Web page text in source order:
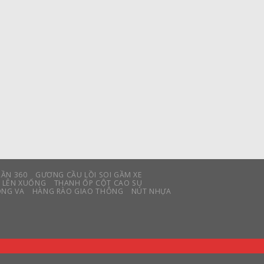
360
GƯƠNG CẦU LỒI SOI GẦM XE
XUỐNG
THANH ỐP CỘT CAO SU
VA
HÀNG RÀO GIAO THÔNG NÚT NHỰA